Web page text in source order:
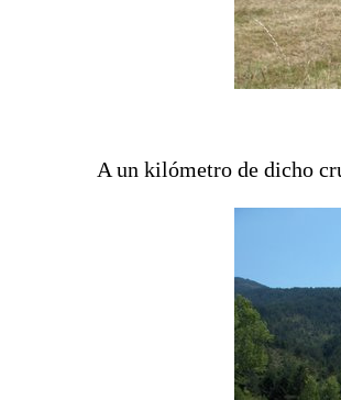
A un kilómetro de dicho